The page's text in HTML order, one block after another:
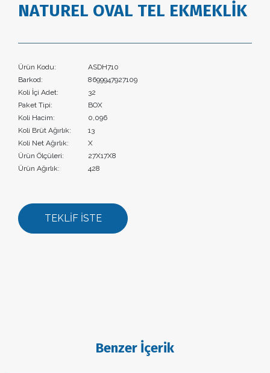
NATUREL OVAL TEL EKMEKLİK
Ürün Kodu:
ASDH710
Barkod:
8699947927109
Koli İçi Adet:
32
Paket Tipi:
BOX
Koli Hacim:
0,096
Koli Brüt Ağırlık:
13
Koli Net Ağırlık:
X
Ürün Ölçüleri:
27X17X8
Ürün Ağırlık:
428
TEKLİF İSTE
Benzer İçerik